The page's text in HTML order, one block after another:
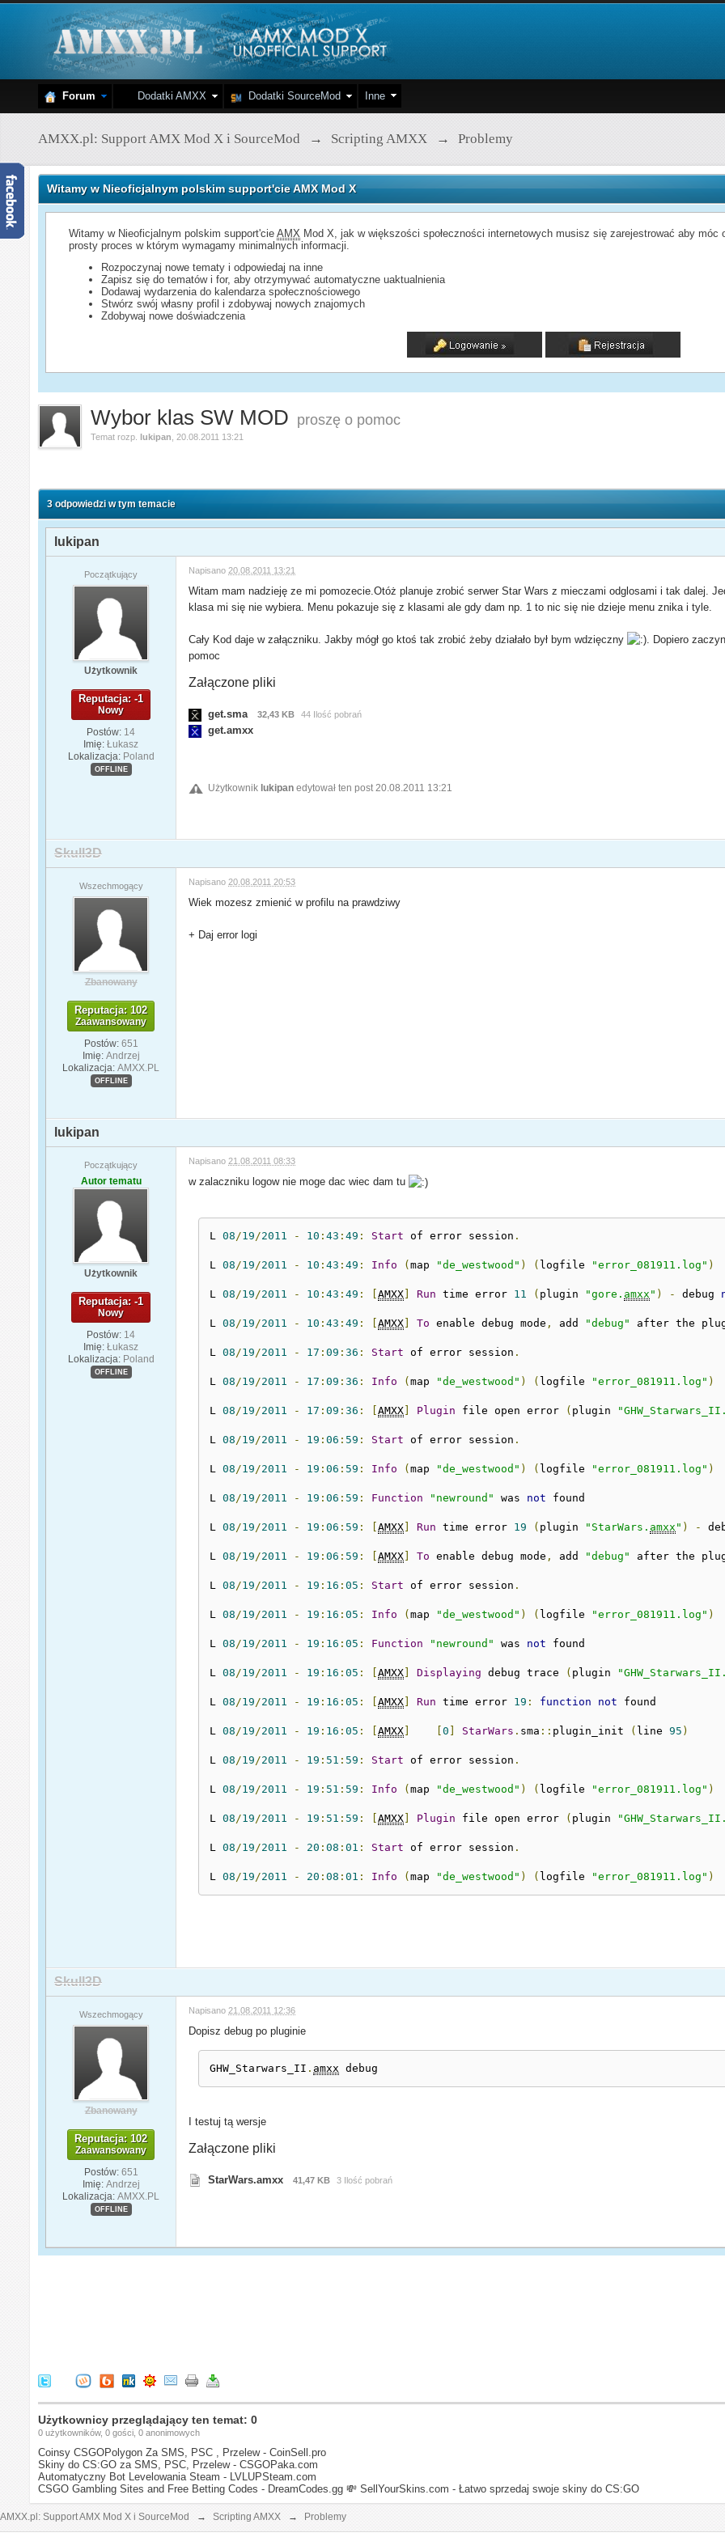
Forum Dodatki AMXX Dodatki SourceMod Inne
AMXX.pl: Support AMX Mod X i SourceMod → Scripting AMXX → Problemy
Witamy w Nieoficjalnym polskim support'cie AMX Mod X
Witamy w Nieoficjalnym polskim support'cieAMX Mod X, jak w większości społeczności internetowych musisz się zarejestrować aby
prosty proces w którym wymagamy minimalnych informacji.
Rozpoczynaj nowe tematy i odpowiedaj na inne
Zapisz się do tematów i for, aby otrzymywać automatyczne uaktualnienia
Dodawaj wydarzenia do kalendarza społecznościowego
Stwórz swój własny profil i zdobywaj nowych znajomych
Zdobywaj nowe doświadczenia
Wybor klas SW MOD proszę o pomoc
Temat rozp. lukipan 20.08.2011 13:21
3 odpowiedzi w tym temacie
lukipan
Początkujący
Użytkownik
Reputacja: -1
Nowy
Postów: 14
Imię: Łukasz
Lokalizacja: Poland
OFFLINE
Napisano 20.08.2011 13:21
Witam mam nadzieję ze mi pomozecie.Otóż planuje zrobić serwer Star Wars z mieczami odglosami i tak dalej.
klasa mi się nie wybiera. Menu pokazuje się z klasami ale gdy dam np. 1 to nic się nie dzieje menu znika i tyle.
Cały Kod daje w załączniku. Jakby mógł go ktoś tak zrobić żeby działało był bym wdzięczny
. Dopiero
pomoc
Załączone pliki
get.sma 32,43 KB 44 Ilość pobrań
get.amxx
Użytkownik lukipan edytował ten post 20.08.2011 13:21
Skull3D
Wszechmogący
Zbanowany
Reputacja: 102
Zaawansowany
Postów: 651
Imię: Andrzej
Lokalizacja: AMXX.PL
OFFLINE
Napisano 20.08.2011 20:53
Wiek mozesz zmienić w profilu na prawdziwy
+ Daj error logi
lukipan
Początkujący
Autor tematu
Użytkownik
Reputacja: -1
Nowy
Postów: 14
Imię: Łukasz
Lokalizacja: Poland
OFFLINE
Napisano 21.08.2011 08:33
w zalaczniku logow nie moge dac wiec dam tu
L 08 /19 /2011 - 10 :43 :49 : Start of error session .
L 08 /19 /2011 - 10 :43 :49 : Info (map "de_westwood" ) ( logfile "error_081911.log" )
L 08 /19 /2011 - 10 :43 :49 : [AMXX] Run time error 11 ( plugin "gore. amxx " ) - debug
L 08 /19 /2011 - 10 :43 :49 : [AMXX] To enable debug mode , add "debug" after the
L 08 /19 /2011 - 17 :09 :36 : Start of error session .
L 08 /19 /2011 - 17 :09 :36 : Info (map "de_westwood" ) ( logfile "error_081911.log" )
L 08 /19 /2011 - 17 :09 :36 : [AMXX] Plugin file open error ( plugin
L 08 /19 /2011 - 19 :06 : 59 : Start of error session .
L 08 /19 /2011 - 19 :06 : 59 : Info (map "de_westwood" ) ( logfile "error_081911.log" )
L 08 /19 /2011 - 19 :06 : 59 : Function "newround" was not found
L 08 /19 /2011 - 19 :06 : 59 : [AMXX] Run time error 19 ( plugin "StarWars. amxx " ) -
L 08 /19 /2011 - 19 :06 : 59 : [AMXX] To enable debug mode , add "debug" after the
L 08 /19 /2011 - 19 : 16 :05 : Start of error session .
L 08 /19 /2011 - 19 : 16 :05 : Info (map "de_westwood" ) ( logfile "error_081911.log" )
L 08 /19 /2011 - 19 : 16 :05 : Function "newround" was not found
L 08 /19 /2011 - 19 : 16 :05 : [AMXX] Displaying debug trace ( plugin
L 08 /19 /2011 - 19 : 16 :05 : [AMXX] Run time error 19 : function not found
L 08 /19 /2011 - 19 : 16 :05 : [AMXX] [0 ] StarWars . sma :: plugin_init ( line 95 )
L 08 /19 /2011 - 19 : 51 : 59 : Start of error session .
L 08 /19 /2011 - 19 : 51 : 59 : Info (map "de_westwood" ) ( logfile "error_081911.log" )
L 08 /19 /2011 - 19 : 51 : 59 : [AMXX] Plugin file open error ( plugin
L 08 /19 /2011 - 20 :08 :01 : Start of error session .
L 08 /19 /2011 - 20 :08 :01 : Info (map "de_westwood" ) ( logfile "error_081911.log" )
Skull3D
Wszechmogący
Zbanowany
Reputacja: 102
Zaawansowany
Postów: 651
Imię: Andrzej
Lokalizacja: AMXX.PL
OFFLINE
Napisano 21.08.2011 12:36
Dopisz debug po pluginie
GHW_Starwars_II . amxx debug
I testuj tą wersje
Załączone pliki
StarWars.amxx 41,47 KB 3 Ilość pobrań
Użytkownicy przeglądający ten temat: 0
0 użytkowników, 0 gości, 0 anonimowych
Coinsy CSGOPolygon Za SMS, PSC , Przelew - CoinSell.pro
Skiny do CS:GO za SMS, PSC, Przelew - CSGOPaka.com
Automatyczny Bot Levelowania Steam - LVLUPSteam.com
CSGO Gambling Sites and Free Betting Codes - DreamCodes.gg 💸 SellYourSkins.com - Łatwo sprzedaj swoje skiny do CS:GO
AMXX.pl: Support AMX Mod X i SourceMod → Scripting AMXX → Problemy